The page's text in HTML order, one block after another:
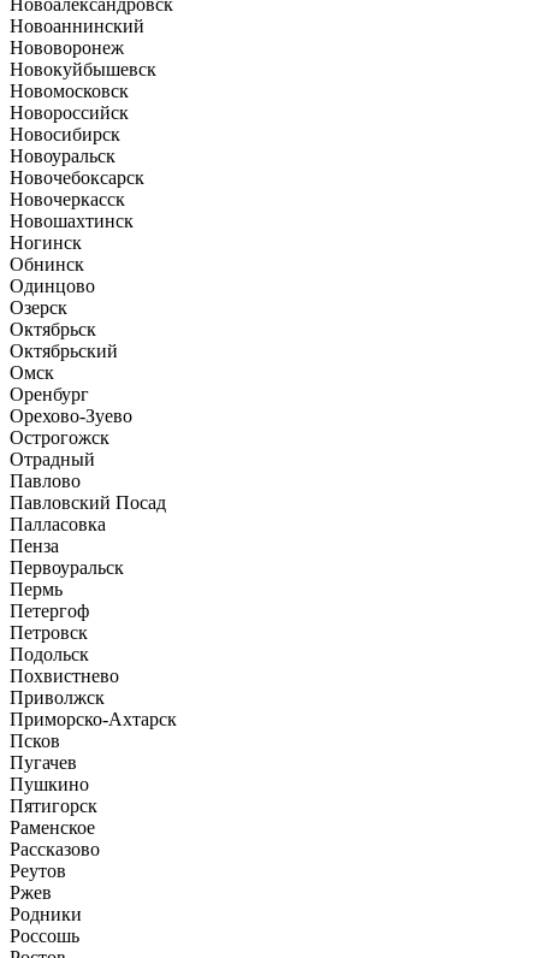
Новоалександровск
Новоаннинский
Нововоронеж
Новокуйбышевск
Новомосковск
Новороссийск
Новосибирск
Новоуральск
Новочебоксарск
Новочеркасск
Новошахтинск
Ногинск
Обнинск
Одинцово
Озерск
Октябрьск
Октябрьский
Омск
Оренбург
Орехово-Зуево
Острогожск
Отрадный
Павлово
Павловский Посад
Палласовка
Пенза
Первоуральск
Пермь
Петергоф
Петровск
Подольск
Похвистнево
Приволжск
Приморско-Ахтарск
Псков
Пугачев
Пушкино
Пятигорск
Раменское
Рассказово
Реутов
Ржев
Родники
Россошь